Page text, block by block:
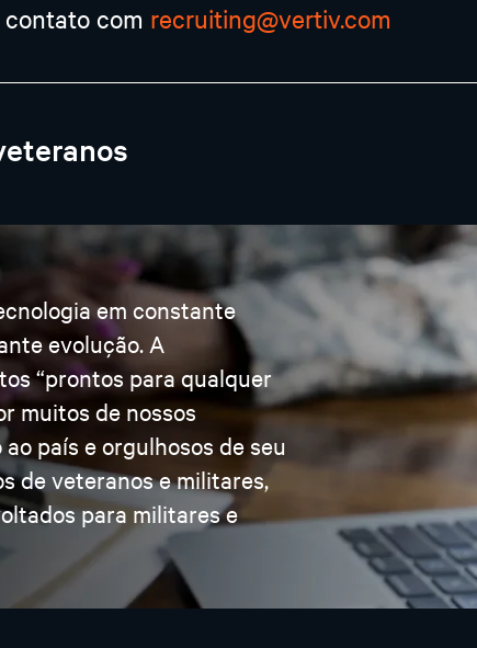
com recruiting@vertiv.com
em constante
evolução. A
“prontos para qualquer
muitos de nossos
país e orgulhosos de seu
de veteranos e militares,
para militares e